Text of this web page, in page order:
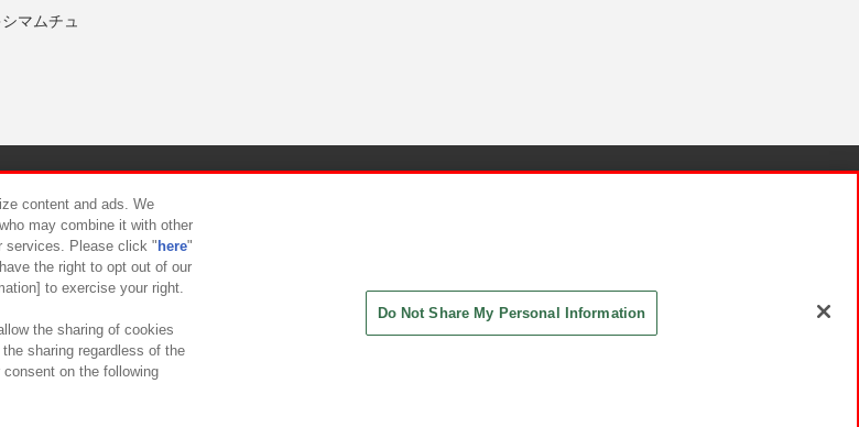
マムチュ
タマーハラスメント対応方針
content and ads. We
may combine it with other
services. Please click " here"
the right to opt out of our
to exercise your right.
the sharing of cookies
sharing regardless of the
on the following
Do Not Share My Personal Information